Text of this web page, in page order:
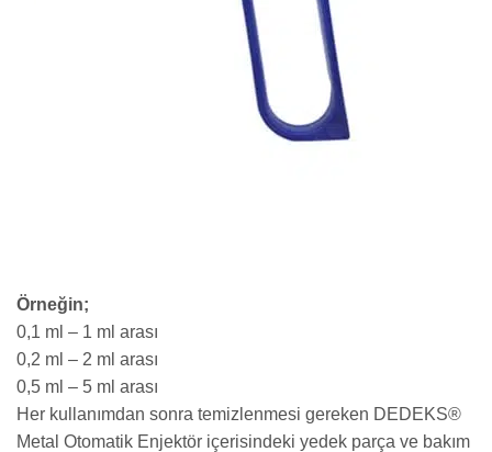
Örneğin;
0,1 ml – 1 ml arası
0,2 ml – 2 ml arası
0,5 ml – 5 ml arası
Her kullanımdan sonra temizlenmesi gereken DEDEKS®
Metal Otomatik Enjektör içerisindeki yedek parça ve bakım